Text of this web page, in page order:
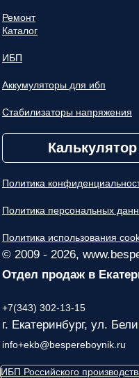
Ремонт
Каталог
ИБП
Аккумуляторы для ибп
Стабилизаторы напряжения
Политика
Политика персональных
Политика использования
© 2009 - 2026,
Отдел продаж в
+7(343) 302-13-15
г. Екатеринбург, ул.
info+ekb@bespereboynik.ru
ИБП Российского